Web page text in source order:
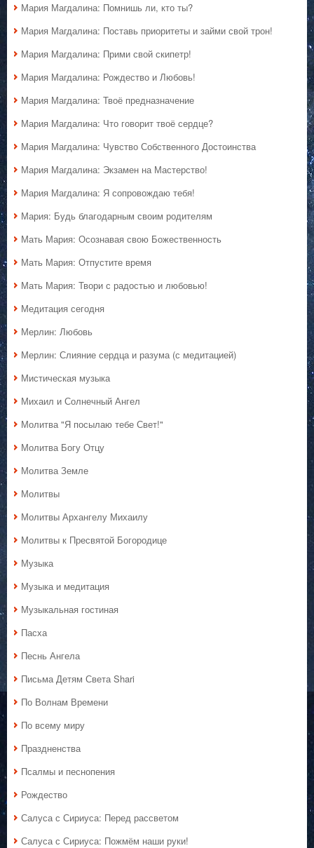
Мария Магдалина: Помнишь ли, кто ты?
Мария Магдалина: Поставь приоритеты и займи свой трон!
Мария Магдалина: Прими свой скипетр!
Мария Магдалина: Рождество и Любовь!
Мария Магдалина: Твоё предназначение
Мария Магдалина: Что говорит твоё сердце?
Мария Магдалина: Чувство Собственного Достоинства
Мария Магдалина: Экзамен на Мастерство!
Мария Магдалина: Я сопровождаю тебя!
Мария: Будь благодарным своим родителям
Мать Мария: Осознавая свою Божественность
Мать Мария: Отпустите время
Мать Мария: Твори с радостью и любовью!
Медитация сегодня
Мерлин: Любовь
Мерлин: Слияние сердца и разума (с медитацией)
Мистическая музыка
Михаил и Солнечный Ангел
Молитва "Я посылаю тебе Свет!"
Молитва Богу Отцу
Молитва Земле
Молитвы
Молитвы Архангелу Михаилу
Молитвы к Пресвятой Богородице
Музыка
Музыка и медитация
Музыкальная гостиная
Пасха
Песнь Ангела
Письма Детям Света Shari
По Волнам Времени
По всему миру
Праздненства
Псалмы и песнопения
Рождество
Салуса с Сириуса: Перед рассветом
Салуса с Сириуса: Пожмём наши руки!